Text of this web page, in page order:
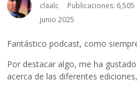
claalc
Publicaciones: 6,505
junio 2025
Fantástico podcast, como
Por destacar algo, me ha
acerca de las diferentes